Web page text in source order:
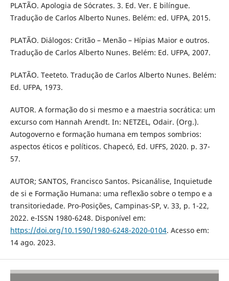
PLATÃO. Apologia de Sócrates. 3. Ed. Ver. E bilíngue.
Tradução de Carlos Alberto Nunes. Belém: ed. UFPA, 2015.
PLATÃO. Diálogos: Critão – Menão – Hípias Maior e outros.
Tradução de Carlos Alberto Nunes. Belém: Ed. UFPA, 2007.
PLATÃO. Teeteto. Tradução de Carlos Alberto Nunes. Belém:
Ed. UFPA, 1973.
AUTOR. A formação do si mesmo e a maestria socrática: um
excurso com Hannah Arendt. In: NETZEL, Odair. (Org.).
Autogoverno e formação humana em tempos sombrios:
aspectos éticos e políticos. Chapecó, Ed. UFFS, 2020. p. 37-
57.
AUTOR; SANTOS, Francisco Santos. Psicanálise, Inquietude
de si e Formação Humana: uma reflexão sobre o tempo e a
transitoriedade. Pro-Posições, Campinas-SP, v. 33, p. 1-22,
2022. e-ISSN 1980-6248. Disponível em:
https://doi.org/10.1590/1980-6248-2020-0104. Acesso em:
14 ago. 2023.